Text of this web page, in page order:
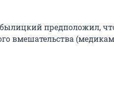
предположил,
вмешательства